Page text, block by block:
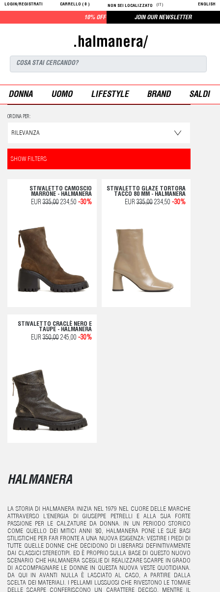
LOGIN/REGISTRATI CARRELLO ( 0 ) NON SEI LOCALIZZATO (IT) ENGLISH
10% OFF CON L'ISCRIZIONE ALLA NEWSLETTER
JOIN OUR NEWSLETTER
.halmanera/
DONNA UOMO LIFESTYLE BRAND SALDI
ORDINA PER:
SHOW FILTERS
STIVALETTO CAMOSCIO
MARRONE - HALMANERA
EUR335,00234,50 -30%
STIVALETTO GLAZE TORTORA
TACCO 80 MM - HALMANERA
EUR 335,00 234,50 -30%
STIVALETTO CRACLÈ NERO E
TAUPE - HALMANERA
EUR350,00245,00 -30%
HALMANERA
LA STORIA DI HALMANERA INIZIA NEL 1979 NEL CUORE DELLE MARCHE
ATTRAVERSO L’ENERGIA DI GIUSEPPE PETRELLI E ALLA SUA FORTE
PASSIONE PER LE CALZATURE DA DONNA. IN UN PERIODO STORICO
COME QUELLO DEI MITICI ANNI ’80, HALMANERA PONE LE SUE BASI
STILISTICHE PER FAR FRONTE A UNA NUOVA ESIGENZA: VESTIRE I PIEDI DI
TUTTE QUELLE DONNE CHE DECIDONO DI LIBERARSI DEFINITIVAMENTE
DAI CLASSICI STEREOTIPI. ED È PROPRIO SULLA BASE DI QUESTO NUOVO
SCENARIO CHE HALMANERA SCEGLIE DI REALIZZARE SCARPE IN GRADO
DI ACCOMPAGNARE LE DONNE IN QUESTA NUOVA VESTE QUOTIDIANA.
DA QUI IN AVANTI NULLA È LASCIATO AL CASO, A PARTIRE DALLA
SCELTA DEI MATERIALI. I PELLAMI LUSSUOSI CHE RIVESTONO LE TOMAIE
DELLE SCARPE CONFERISCONO UN CARATTERE DECISO, MENTRE IL